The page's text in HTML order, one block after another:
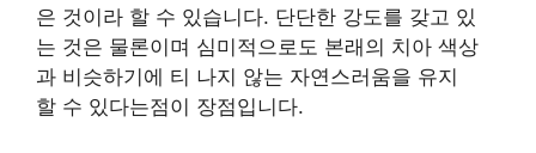
은 것이라 할 수 있습니다. 단단한 강도를 갖고 있
는 것은 물론이며 심미적으로도 본래의 치아 색상
과 비슷하기에 티 나지 않는 자연스러움을 유지
할 수 있다는점이 장점입니다.